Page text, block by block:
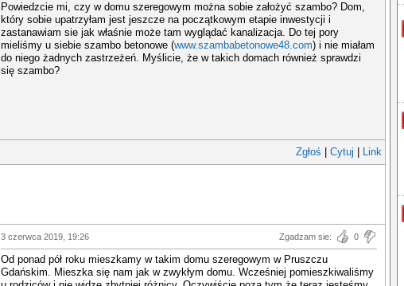
Powiedzcie mi, czy w domu szeregowym można sobie założyć szambo? Dom,
który sobie upatrzyłam jest jeszcze na początkowym etapie inwestycji i
zastanawiam sie jak właśnie może tam wyglądać kanalizacja. Do tej pory
mieliśmy u siebie szambo betonowe (www.szambabetonowe48.com) i nie miałam
do niego żadnych zastrzeżeń. Myślicie, że w takich domach również sprawdzi
się szambo?
Zgłoś Cytuj Link
3 czerwca 2019, 19:26 Zgadzam sie: 0
Od ponad pół roku mieszkamy w takim domu szeregowym w Pruszczu
Gdańskim. Mieszka się nam jak w zwykłym domu. Wcześniej pomieszkiwaliśmy